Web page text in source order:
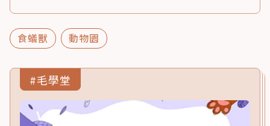
食蟻獸 動物園
#毛學堂